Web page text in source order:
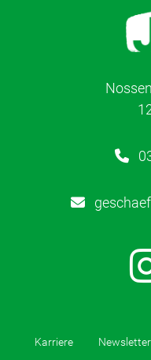
Karriere Newsletter